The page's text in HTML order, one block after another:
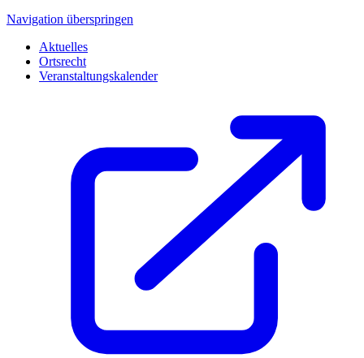
Navigation überspringen
Aktuelles
Ortsrecht
Veranstaltungskalender